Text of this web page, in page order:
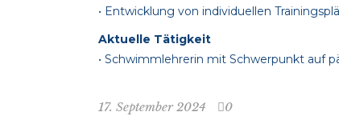
• Entwicklung von individuellen
Aktuelle Tätigkeit
• Schwimmlehrerin mit Schwerpunkt auf
17. September 2024 0